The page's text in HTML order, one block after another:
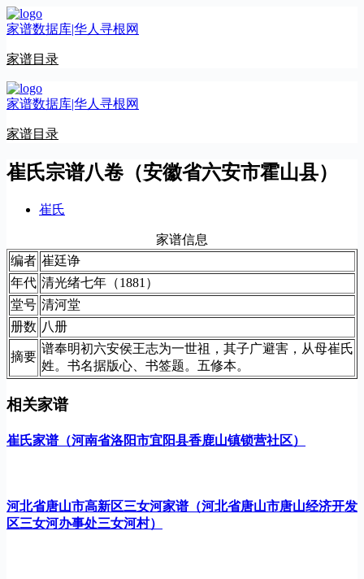
跳
至
容
家谱数据库|华人寻根网
家谱目录
家谱数据库|华人寻根网
家谱目录
崔氏宗谱八卷（安徽省六安市霍山县）
崔氏
家谱信息
编者 崔廷诤
年代 清光绪七年（1881）
堂号 清河堂
册数 八册
摘要
谱奉明初六安侯王志为一世祖，其子广避害，从母崔氏
姓。书名据版心、书签题。五修本。
相关家谱
崔氏家谱（河南省洛阳市宜阳县香鹿山镇锁营社区）
河北省唐山市高新区三女河家谱（河北省唐山市唐山经济开发
区三女河办事处三女河村）